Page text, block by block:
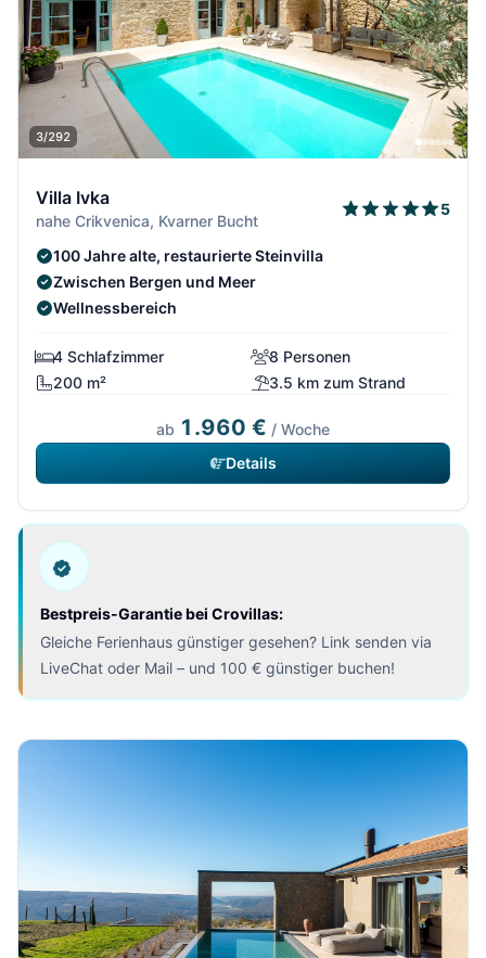
3/292
Villa Ivka
nahe Crikvenica, Kvarner Bucht
5
100 Jahre alte, restaurierte Steinvilla
Zwischen Bergen und Meer
Wellnessbereich
4 Schlafzimmer
8 Personen
200 m²
3.5 km zum Strand
ab 1.960 € / Woche
Details
Bestpreis-Garantie bei Crovillas:
Gleiche Ferienhaus günstiger gesehen? Link senden via
LiveChat oder Mail – und 100 € günstiger buchen!